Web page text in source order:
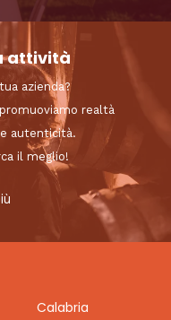
attività
azienda?
realtà
autenticità.
il meglio!
Calabria